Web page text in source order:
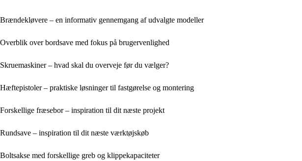
Brændekløvere – en informativ gennemgang af udvalgte modeller
Overblik over bordsave med fokus på brugervenlighed
Skruemaskiner – hvad skal du overveje før du vælger?
Hæftepistoler – praktiske løsninger til fastgørelse og montering
Forskellige fræsebor – inspiration til dit næste projekt
Rundsave – inspiration til dit næste værktøjskøb
Boltsakse med forskellige greb og klippekapaciteter